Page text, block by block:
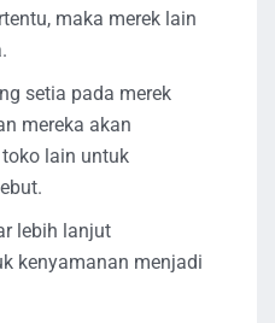
maka merek lain
setia pada merek
mereka akan
lain untuk
lebih lanjut
kenyamanan menjadi